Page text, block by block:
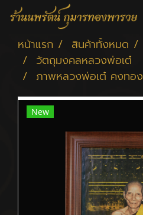
หน้าแรก สินค้าทั้งหมด
วัตถุมงคลหลวงพ่อเต๋
ภาพหลวงพ่อเต๋ คงทอง
New